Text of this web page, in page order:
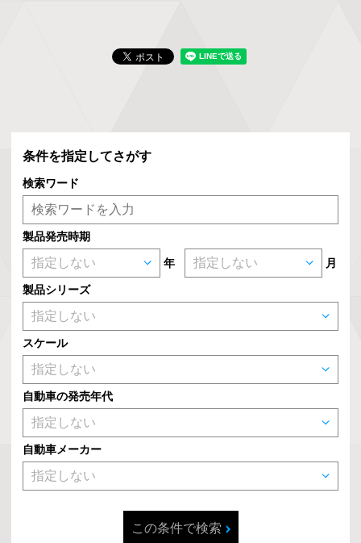
条件を指定してさがす
検索ワード
製品発売時期
年 月
製品シリーズ
スケール
自動車の発売年代
自動車メーカー
この条件で検索